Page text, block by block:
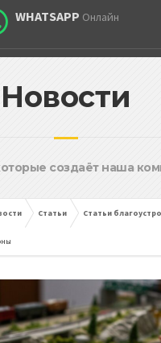
WHATSAPP Онлайн
Новости
создаёт наша
Статьи Статьи